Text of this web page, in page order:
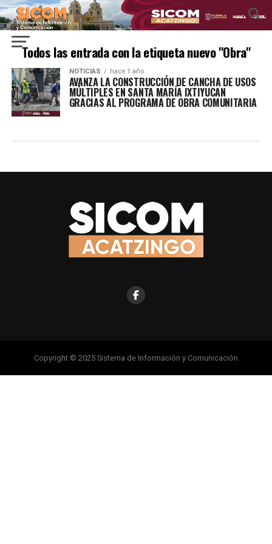
Todos las entrada con la etiqueta nuevo "Obra"
NOTICIAS hace 1 año
AVANZA LA CONSTRUCCIÓN DE CANCHA DE USOS
MÚLTIPLES EN SANTA MARÍA IXTIYUCAN
GRACIAS AL PROGRAMA DE OBRA COMUNITARIA
Copyright © 2025 Sistema de Información y Comunicación